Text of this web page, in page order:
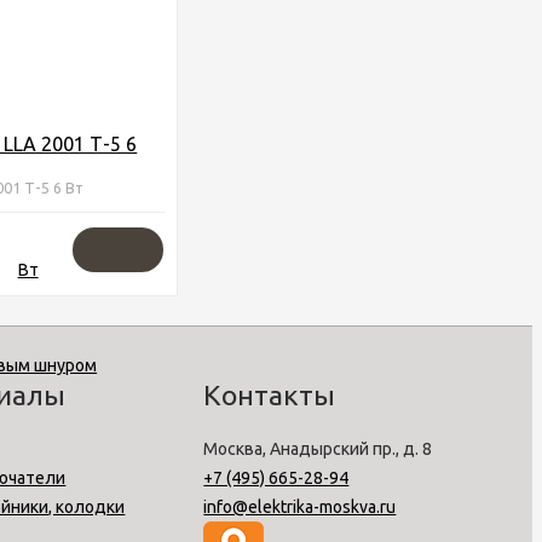
2001 Т-5 6
Т-5 6 Вт
колодки
Контакты
Москва, Анадырский пр., д. 8
+7 (495) 665-28-94
info@elektrika-moskva.ru